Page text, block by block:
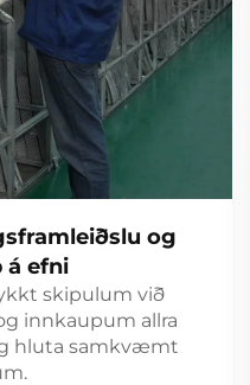
og
á efni
skipulum við
innkaupum allra
hluta samkvæmt